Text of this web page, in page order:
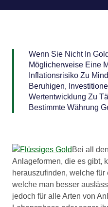
Wenn Sie Nicht In
Möglicherweise Eine
Inflationsrisiko Zu
Beruhigen,
Wertentwicklung Zu
Bestimmte Währung
Bei all
Anlageformen, die es gibt,
herauszufinden, welche
welche man besser
jedoch für alle Arten von